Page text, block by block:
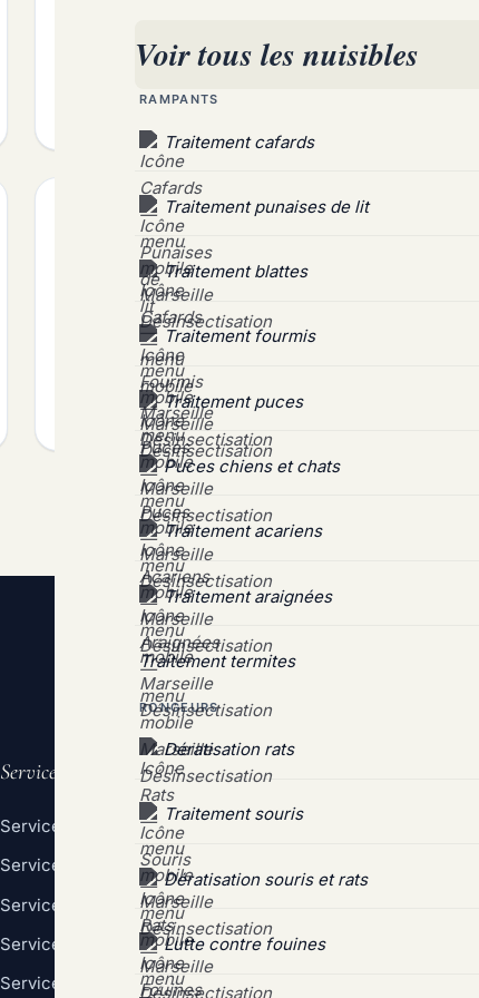
Voir tous les nuisibles
RAMPANTS
Traitement cafards
Traitement punaises de lit
Traitement blattes
Traitement fourmis
Traitement puces
Puces chiens et chats
Traitement acariens
Traitement araignées
Traitement termites
RONGEURS
Dératisation rats
Traitement souris
Dératisation souris et rats
Lutte contre fouines
décembre 17, 2024
RONGEURS-NUISIBLES
Désinsectisation pour Appartements à Marseille
Intervention locale à Pour Appartements Marseille
Rendre la pièce plus lisible sans improvisation Le
diagnostic utile ne s arrête jamais au premier...
décembre 15, 2024
Services
Service Désinsectisation
Service Dératisation
Service Dépigeonnage
Service Destruction de nids
Service Contrats pro